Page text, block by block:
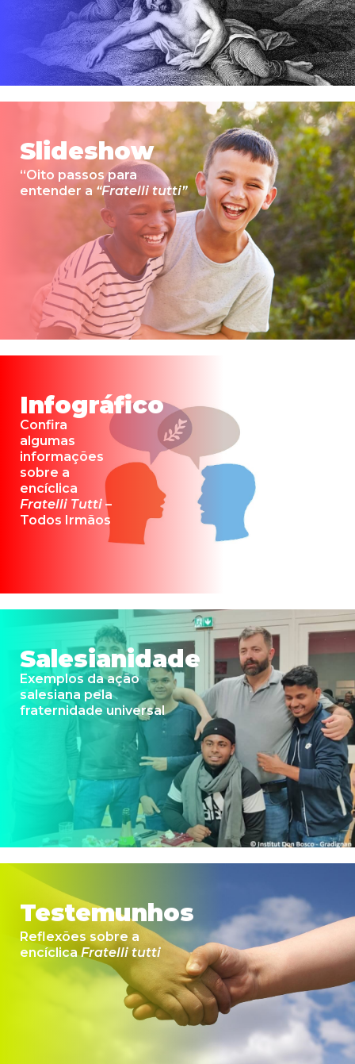
Slideshow
“Oito passos para
entender a “Fratelli tutti”
Infográfico
Confira
algumas
informações
sobre a
encíclica
Fratelli Tutti –
Todos Irmãos
Salesianidade
Exemplos da ação
salesiana pela
fraternidade universal
Testemunhos
Reflexões sobre a
encíclicaFratelli tutti